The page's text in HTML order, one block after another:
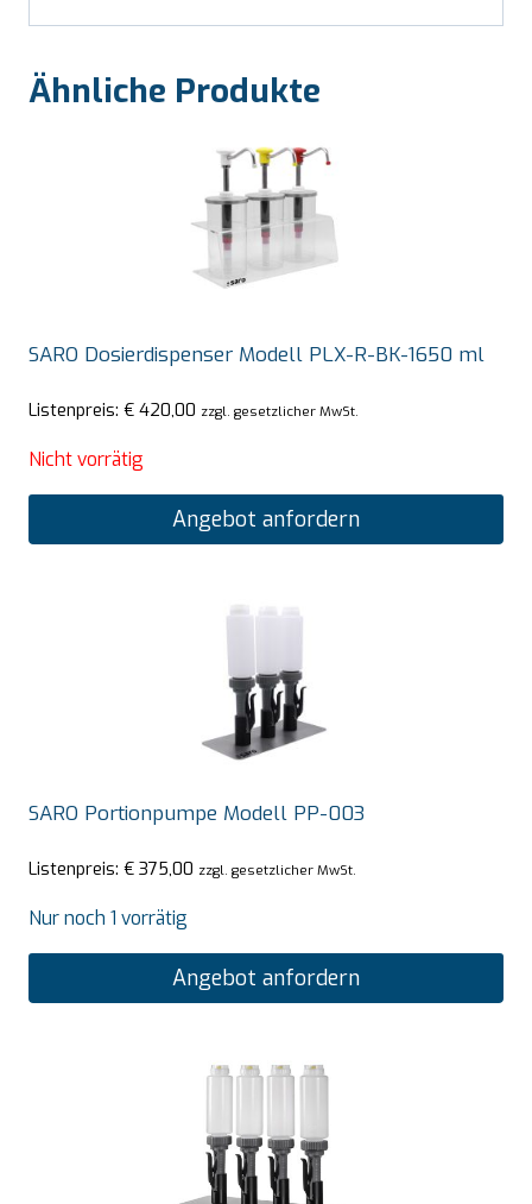
Ähnliche Produkte
SARO Dosierdispenser Modell PLX-R-BK-1650 ml
Listenpreis: € 420,00 zzgl. gesetzlicher MwSt.
Nicht vorrätig
Angebot anfordern
SARO Portionpumpe Modell PP-003
Listenpreis: € 375,00 zzgl. gesetzlicher MwSt.
Nur noch 1 vorrätig
Angebot anfordern